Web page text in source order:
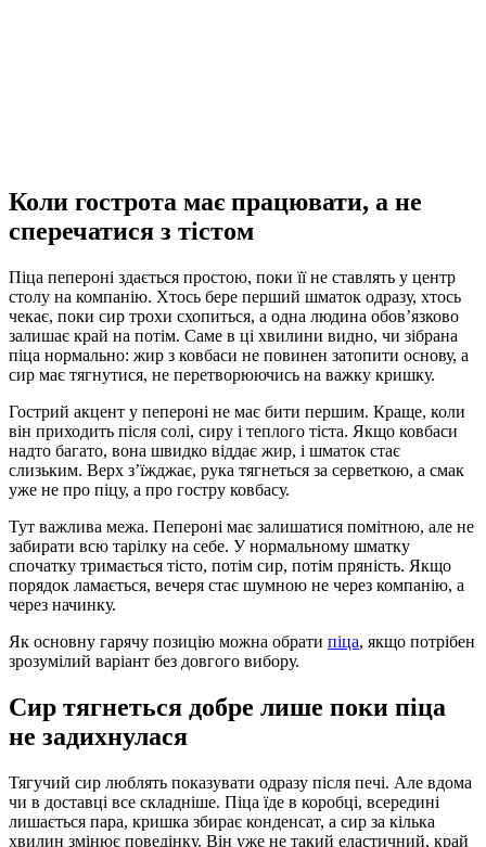
Коли гострота має працювати, а не
сперечатися з тістом
Піца пепероні здається простою, поки її не ставлять у центр
столу на компанію. Хтось бере перший шматок одразу, хтось
чекає, поки сир трохи схопиться, а одна людина обов’язково
залишає край на потім. Саме в ці хвилини видно, чи зібрана
піца нормально: жир з ковбаси не повинен затопити основу, а
сир має тягнутися, не перетворюючись на важку кришку.
Гострий акцент у пепероні не має бити першим. Краще, коли
він приходить після солі, сиру і теплого тіста. Якщо ковбаси
надто багато, вона швидко віддає жир, і шматок стає
слизьким. Верх з’їжджає, рука тягнеться за серветкою, а смак
уже не про піцу, а про гостру ковбасу.
Тут важлива межа. Пепероні має залишатися помітною, але не
забирати всю тарілку на себе. У нормальному шматку
спочатку тримається тісто, потім сир, потім пряність. Якщо
порядок ламається, вечеря стає шумною не через компанію, а
через начинку.
Як основну гарячу позицію можна обрати піца, якщо потрібен
зрозумілий варіант без довгого вибору.
Сир тягнеться добре лише поки піца
не задихнулася
Тягучий сир люблять показувати одразу після печі. Але вдома
чи в доставці все складніше. Піца їде в коробці, всередині
лишається пара, кришка збирає конденсат, а сир за кілька
хвилин змінює поведінку. Він уже не такий еластичний, край